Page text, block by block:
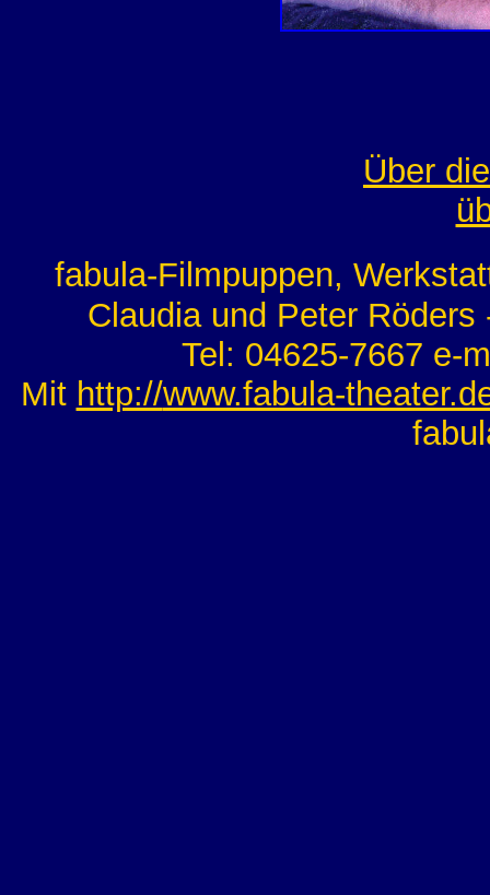
Über
fabula-Filmpuppen,
Claudia und Peter
Tel: 04625-7667 e-
Mit http://www.fabula-